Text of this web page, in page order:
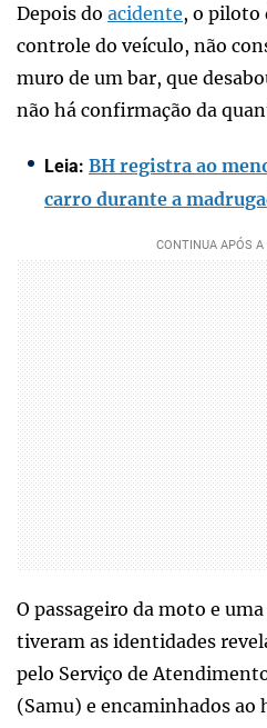
Depois do acidente, o piloto
controle do veículo, não
muro de um bar, que
não há confirmação da
Leia: BH registra ao
carro durante a
O passageiro da moto e
tiveram as identidades
pelo Serviço de
(Samu) e encaminhados ao